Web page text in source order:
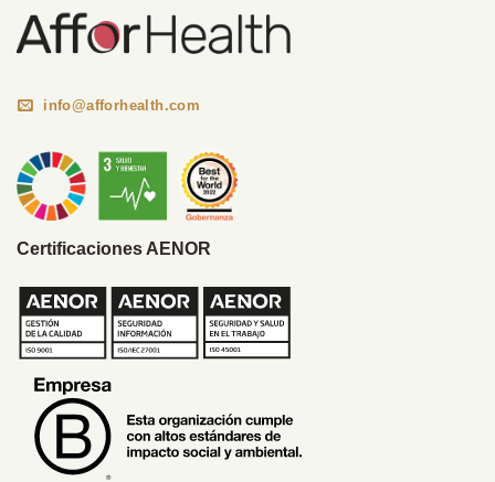
info@afforhealth.com
Certificaciones AENOR